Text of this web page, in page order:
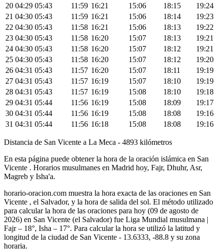
20 04:29 05:43 11:59 16:21 15:06 18:15
19:24
21 04:30 05:43 11:59 16:21 15:06 18:14
19:23
22 04:30 05:43 11:58 16:21 15:06 18:13
19:22
23 04:30 05:43 11:58 16:20 15:07 18:13
19:21
24 04:30 05:43 11:58 16:20 15:07 18:12
19:21
25 04:30 05:43 11:58 16:20 15:07 18:12
19:20
26 04:31 05:43 11:57 16:20 15:07 18:11
19:19
27 04:31 05:43 11:57 16:19 15:07 18:10
19:19
28 04:31 05:43 11:57 16:19 15:08 18:10
19:18
29 04:31 05:44 11:56 16:19 15:08 18:09
19:17
30 04:31 05:44 11:56 16:19 15:08 18:08
19:16
31 04:31 05:44 11:56 16:18 15:08 18:08 19:16
Distancia de San Vicente a La Meca - 4893 kilómetros
En esta página puede obtener la hora de la oración islámica en San
Vicente . Horarios musulmanes en Madrid hoy, Fajr, Dhuhr, Asr,
Magreb y Isha'a.
horario-oracion.com muestra la hora exacta de las oraciones en San
Vicente , el Salvador, y la hora de salida del sol. El método utilizado
para calcular la hora de las oraciones para hoy (09 de agosto de
2026) en San Vicente (el Salvador) fue Liga Mundial musulmana |
Fajr – 18°, Isha – 17°. Para calcular la hora se utilizó la latitud y
longitud de la ciudad de San Vicente - 13.6333, -88.8 y su zona
horaria.